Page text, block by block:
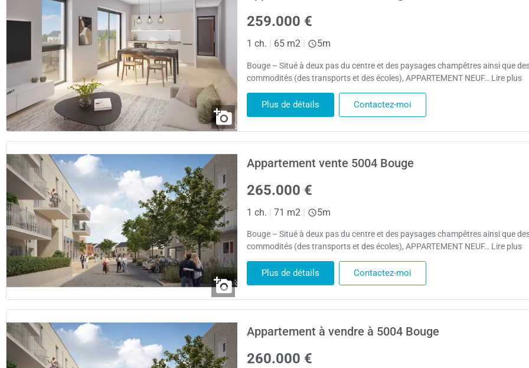
259.000 €
1 ch. | 65 m2 | 5m
Bouge – Situé à deux pas du centre et des paysages champêtres ainsi que
commodités (des transports et des écoles), APPARTEMENT NEUF… Lire plus
Plus de détails Contactez-moi
Appartement vente 5004 Bouge
265.000 €
1 ch. | 71 m2 | 5m
Bouge – Situé à deux pas du centre et des paysages champêtres ainsi que
commodités (des transports et des écoles), APPARTEMENT NEUF… Lire plus
Plus de détails Contactez-moi
Appartement à vendre à 5004 Bouge
260.000 €